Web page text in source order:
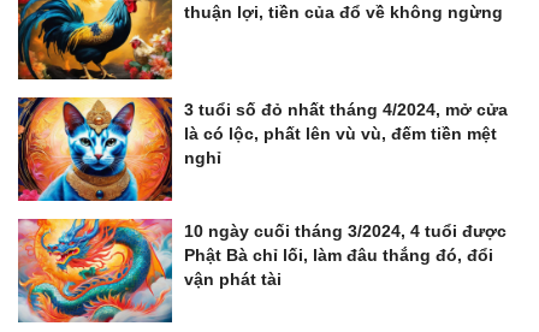
thuận lợi, tiền của đổ về không ngừng
3 tuổi số đỏ nhất tháng 4/2024, mở cửa
là có lộc, phất lên vù vù, đếm tiền mệt
nghỉ
10 ngày cuối tháng 3/2024, 4 tuổi được
Phật Bà chỉ lối, làm đâu thắng đó, đổi
vận phát tài